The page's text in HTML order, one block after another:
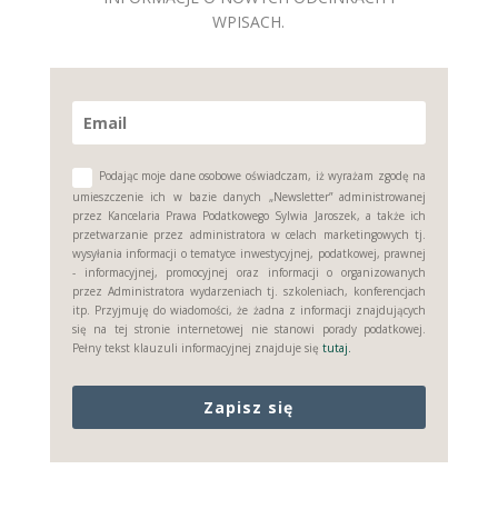
WPISACH.
Podając moje dane osobowe oświadczam, iż wyrażam zgodę na
umieszczenie ich w bazie danych „Newsletter” administrowanej
przez Kancelaria Prawa Podatkowego Sylwia Jaroszek, a także ich
przetwarzanie przez administratora w celach marketingowych tj.
wysyłania informacji o tematyce inwestycyjnej, podatkowej, prawnej
- informacyjnej, promocyjnej oraz informacji o organizowanych
przez Administratora wydarzeniach tj. szkoleniach, konferencjach
itp. Przyjmuję do wiadomości, że żadna z informacji znajdujących
się na tej stronie internetowej nie stanowi porady podatkowej.
Pełny tekst klauzuli informacyjnej znajduje się tutaj.
Zapisz się